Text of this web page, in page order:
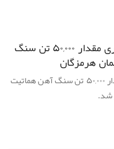
آگهی تجدید مناقصه عمومی خریداری مقدار ۵۰,۰۰۰ تن سنگ
هرمزگان
آگهی تجدید مناقصه عمومی خریداری مقدار ۵۰,۰۰۰ تن سنگ آهن هماتيت
شد.